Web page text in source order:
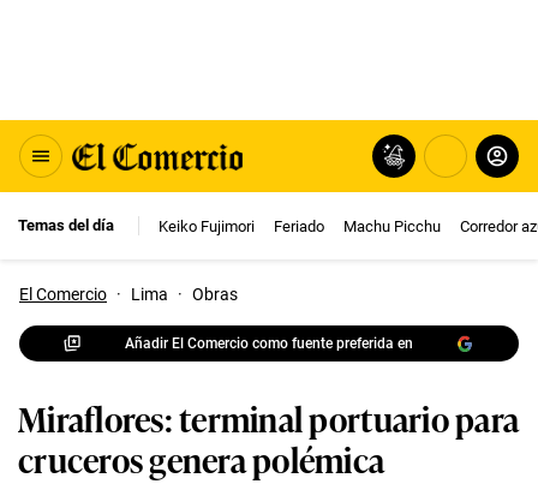
Temas del día Keiko Fujimori Feriado Machu Picchu Corredor
El Comercio · Lima · Obras
Añadir El Comercio como fuente preferida en
Miraflores: terminal portuario para
cruceros genera polémica